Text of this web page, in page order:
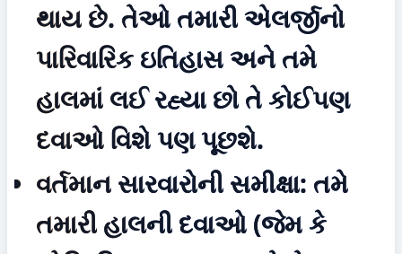
થાય છે. તેઓ તમારી એલર્જીનો
પારિવારિક ઇતિહાસ અને તમે
હાલમાં લઈ રહ્યા છો તે કોઈપણ
દવાઓ વિશે પણ પૂછશે.
વર્તમાન સારવારોની સમીક્ષા: તમે
તમારી હાલની દવાઓ (જેમ કે